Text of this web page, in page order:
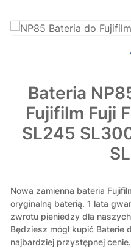
Bateria
Fujifilm Fuji
SL245
Nowa zamienna bateria
oryginalną baterią. 1 lata
zwrotu pieniedzy dla
Będziesz mógł kupić Baterie
najbardziej przystępnej cenie.